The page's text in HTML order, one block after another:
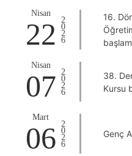
Nisan
22 2026
16.
Nisan
07 2026
38.
Kursu
Mart
06 2026 Genç